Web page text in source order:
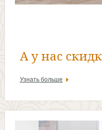
А у нас
Узнать больше